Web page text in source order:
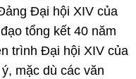
Đại hội XIV của
tổng kết 40 năm
trình Đại hội XIV của
mặc dù các văn